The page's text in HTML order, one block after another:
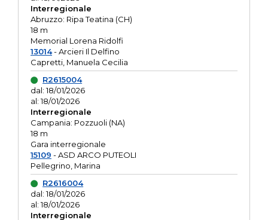
Interregionale
Abruzzo: Ripa Teatina (CH)
18 m
Memorial Lorena Ridolfi
13014- Arcieri Il Delfino
Capretti, Manuela Cecilia
R2615004
dal: 18/01/2026
al: 18/01/2026
Interregionale
Campania: Pozzuoli (NA)
18 m
Gara interregionale
15109 - ASD ARCO PUTEOLI
Pellegrino, Marina
R2616004
dal: 18/01/2026
al: 18/01/2026
Interregionale